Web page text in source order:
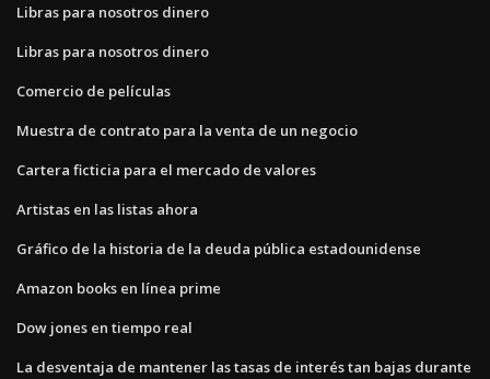
Libras para nosotros dinero
Libras para nosotros dinero
Comercio de películas
Muestra de contrato para la venta de un negocio
Cartera ficticia para el mercado de valores
Artistas en las listas ahora
Gráfico de la historia de la deuda pública estadounidense
Amazon books en línea prime
Dow jones en tiempo real
La desventaja de mantener las tasas de interés tan bajas durante